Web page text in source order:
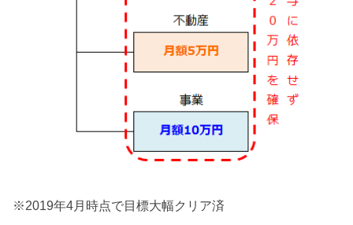
※2019年4月時点で目標大幅クリア済